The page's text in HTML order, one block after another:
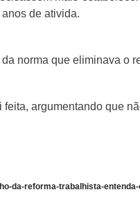
de ativida.
norma que eliminava o
argumentando que
da-reforma-trabalhista-